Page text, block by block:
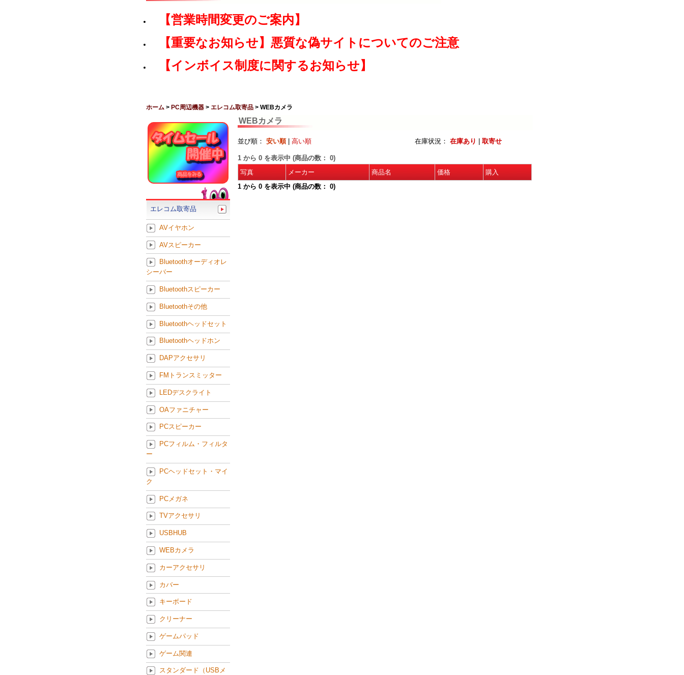
【営業時間変更のご案内】
【重要なお知らせ】悪質な偽サイトについてのご注意
【インボイス制度に関するお知らせ】
ホーム > PC周辺機器 > エレコム取寄品 > WEBカメラ
WEBカメラ
並び順： 安い順| 高い順 在庫状況： 在庫あり 取寄せ
1 から 0 を表示中 (商品の数： 0)
写真
メーカー 商品名 価格
購入
1 から 0 を表示中 (商品の数： 0)
エレコム取寄品
AVイヤホン
AVスピーカー
Bluetoothオーディオレ
シーバー
Bluetoothスピーカー
Bluetoothその他
Bluetoothヘッドセット
Bluetoothヘッドホン
DAPアクセサリ
FMトランスミッター
LEDデスクライト
OAファニチャー
PCスピーカー
PCフィルム・フィルタ
ー
PCヘッドセット・マイ
ク
PCメガネ
TVアクセサリ
USBHUB
WEBカメラ
カーアクセサリ
カバー
キーボード
クリーナー
ゲームパッド
ゲーム関連
スタンダード（USBメ